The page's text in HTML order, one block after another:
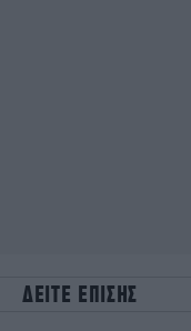
ΔΕΙΤΕ ΕΠΙΣΗΣ